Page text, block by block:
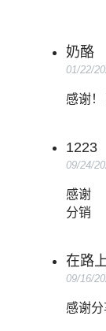
奶酪
01/22/
感谢！
1223
09/24/
感谢
分销
在路上
09/16/
感谢分